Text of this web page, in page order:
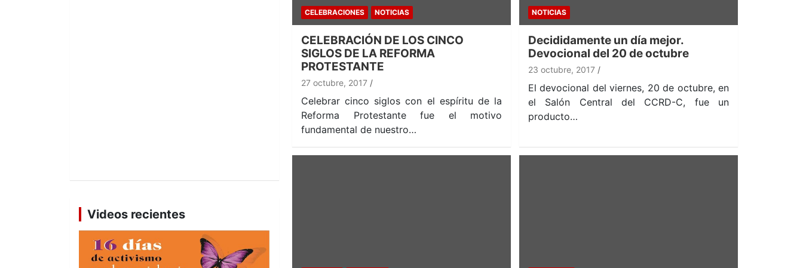
CELEBRACIONES NOTICIAS
CELEBRACIÓN DE LOS CINCO
SIGLOS DE LA REFORMA
PROTESTANTE
27 octubre, 2017
Celebrar cinco siglos con el espíritu de la
Reforma Protestante fue el motivo
fundamental de nuestro…
NOTICIAS
Decididamente un día mejor.
Devocional del 20 de octubre
23 octubre, 2017
El devocional del viernes, 20 de octubre, en
el Salón Central del CCRD-C, fue un
producto…
Videos recientes